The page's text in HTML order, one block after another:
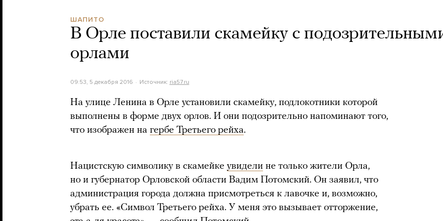
ШАПИТО
В Орле поставили скамейку с
орлами
09:53, 5 декабря 2016 Источник: ria57.ru
На улице Ленина в Орле установили скамейку, подлокотники которой
выполнены в форме двух орлов. И они подозрительно напоминают того,
что изображен на гербе Третьего рейха.
Нацистскую символику в скамейке увидели не только жители Орла,
но и губернатор Орловской области Вадим Потомский. Он заявил, что
администрация города должна присмотреться к лавочке и, возможно,
убрать ее. «Символ Третьего рейха. У меня это вызывает отторжение,